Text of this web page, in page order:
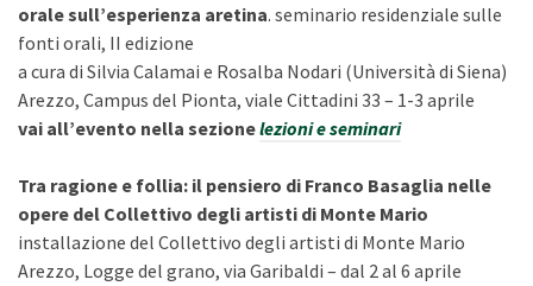
orale sull’esperienza aretina. seminario residenziale sulle
fonti orali, II edizione
a cura di Silvia Calamai e Rosalba Nodari (Università di Siena)
Arezzo, Campus del Pionta, viale Cittadini 33 – 1-3 aprile
vai all’evento nella sezionelezioni e seminari
Tra ragione e follia: il pensiero di Franco Basaglia nelle
opere del Collettivo degli artisti di Monte Mario
installazione del Collettivo degli artisti di Monte Mario
Arezzo, Logge del grano, via Garibaldi – dal 2 al 6 aprile